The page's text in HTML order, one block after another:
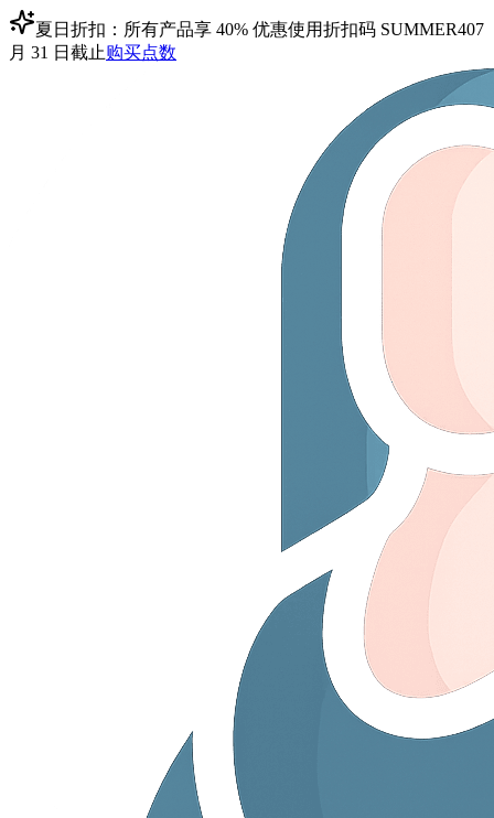
夏日折扣：所有产品享 40% 优惠使用折扣码 SUMMER407
月 31 日截止购买点数